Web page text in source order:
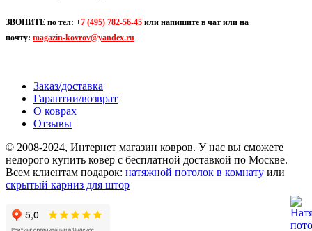
ЗВОНИТЕ по тел: +7 (495) 782-56-45 или напишите в чат или на
почту: magazin-kovrov@yandex.ru
Заказ/доставка
Гарантии/возврат
О коврах
Отзывы
© 2008-2024, Интернет магазин ковров. У нас вы сможете
недорого купить ковер с бесплатной доставкой по Москве.
Всем клиентам подарок: натяжной потолок в комнату или
скрытый карниз для штор